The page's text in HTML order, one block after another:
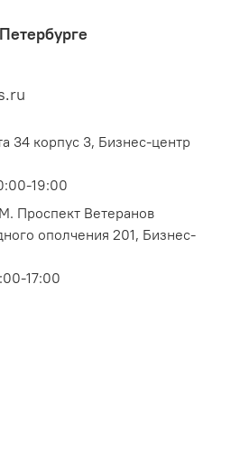
34 корпус 3, Бизнес-центр
19:00
Проспект Ветеранов
ополчения 201, Бизнес-
17:00